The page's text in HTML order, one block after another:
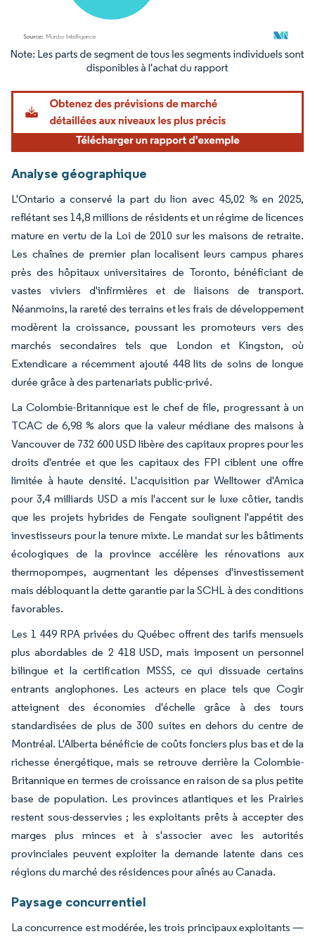
Image © Mordor Intelligence. La réutilisation nécessite une attribution sous CC BY
Analyse géographique
L'Ontario a conservé la part du lion avec 45,02 % en 2025,
reflétant ses 14,8 millions de résidents et un régime de licences
mature en vertu de la Loi de 2010 sur les maisons de retraite.
Les chaînes de premier plan localisent leurs campus phares
près des hôpitaux universitaires de Toronto, bénéficiant de
vastes viviers d'infirmières et de liaisons de transport.
Néanmoins, la rareté des terrains et les frais de développement
modèrent la croissance, poussant les promoteurs vers des
marchés secondaires tels que London et Kingston, où
Extendicare a récemment ajouté 448 lits de soins de longue
durée grâce à des partenariats public-privé.
La Colombie-Britannique est le chef de file, progressant à un
TCAC de 6,98 % alors que la valeur médiane des maisons à
Vancouver de 732 600 USD libère des capitaux propres pour les
droits d'entrée et que les capitaux des FPI ciblent une offre
limitée à haute densité. L'acquisition par Welltower d'Amica
pour 3,4 milliards USD a mis l'accent sur le luxe côtier, tandis
que les projets hybrides de Fengate soulignent l'appétit des
investisseurs pour la tenure mixte. Le mandat sur les bâtiments
écologiques de la province accélère les rénovations aux
thermopompes, augmentant les dépenses d'investissement
mais débloquant la dette garantie par la SCHL à des conditions
favorables.
Les 1 449 RPA privées du Québec offrent des tarifs mensuels
plus abordables de 2 418 USD, mais imposent un personnel
bilingue et la certification MSSS, ce qui dissuade certains
entrants anglophones. Les acteurs en place tels que Cogir
atteignent des économies d'échelle grâce à des tours
standardisées de plus de 300 suites en dehors du centre de
Montréal. L'Alberta bénéficie de coûts fonciers plus bas et de la
richesse énergétique, mais se retrouve derrière la Colombie-
Britannique en termes de croissance en raison de sa plus petite
base de population. Les provinces atlantiques et les Prairies
restent sous-desservies ; les exploitants prêts à accepter des
marges plus minces et à s'associer avec les autorités
provinciales peuvent exploiter la demande latente dans ces
régions du marché des résidences pour aînés au Canada.
Paysage concurrentiel
La concurrence est modérée, les trois principaux exploitants —